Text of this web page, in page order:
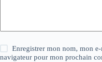
Enregistrer mon nom, mon
navigateur pour mon prochain